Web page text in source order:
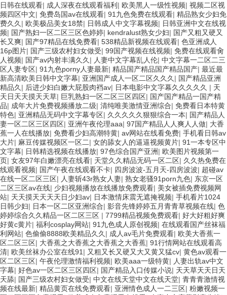
日韩在线观看| 成人深夜在线观看福利 | 欧美黑人一级性视频| 视频二区视
频四区中文| 免费岛国av在线观看| 91九色免费在线观看| 精品熟女少妇免
费久久 | 欧美极品美女18禁| 日韩成人中文字幕视频| 日韩亚洲中文在线视
频| 国产熟妇一区二区三区色婷婷| kendralust熟女少妇| 国产又粗又硬又
长又爽| 国产97精品在线免费看| 538精品新视频在线观看| 色亚洲成人
16p图片| 国产三级农村妇女做受| 99国产视频在线视频| 免费在线观看肏
人视频| 国产av内射丰满久久 | 人妻中文字幕乱人伦| 中文字幕一二区二三
区人妻专区| 91九色porny人妻最新| 精品国产精品国产精品国产| 最近最
新高清欧美日韩中文字幕| 亚洲国产成人一区二区久久久 | 国产精品亚洲
精品久 | 后进少妇白嫩大屁股肉裆av| 日本电影中文字幕久久久久久 | 天
天日天天摸天天草| 巨乳熟妇一区二区三区四区| 国产国产精品一国产精
品| 成年大片免费视频播放二级| 清纯唯美激情亚洲综合| 免费看日本特黄
特色| 亚洲精品无码中文字幕专区| 久久久久久狠狠综合一本| 国产精品人
妻一区二区三区四区| 亚洲午夜伦理aaa| 97国产精品人人爽人人做| 大香
蕉一人在线播放| 免费看少妇高潮特黄| av网站在线看免费| 手机看日韩av
大片| 麻豆传媒视频区一区二| 女的舔女人的逼逼视频黄片| 91一本专区中
文字幕| 日韩精选视频在线播放| 97色综合国产亚洲| 欧美图片视频第一
页| 女友97年白嫩漂亮在线看| 天堂久久精品无码一区二区| 久久热免费在
线观看视频| 国产午夜在线观看不卡| 四房波波-五月天-四房波波| 超碰av
在线一区二区三区| 人妻斩43r熟女人妻| 熟女老骚91porn九色| 东京一区
二区三区av在线| 少妇视频播放在线播放免费观看| 美女被插免费视频网
站| 天天摸天天天天日少妇av| 日本激情床震无遮掩视频| 手机看片1024
日韩少妇| 日本一区二区亚洲综合| 影音先锋婷婷五月青青草视频在线| 色
婷婷综合久久精品一区二区三区 | 7799精品视频免费观看| 好大好粗好爽
好黄c黄片| 福利cosplay网站| 91九色成人原创视频| 在线观看国产丝袜福
利网站| 色偷偷8888欧美精品久久 | 成人av毛片免费观看| 欧美大香蕉一
区二区三区| 大香蕉之大香蕉之大香蕉之大香蕉| 91行情网站在线观看高
清| 欧美丝袜办公室在线91 | 又粗又长又硬又大又黄又猛cv| 黄色av观看一
区二区三区| 午夜伦理激情福利视频| 欧美aaa一级特黄| 人妻出轨av中文
字幕| 好色av一区二区三区四区| 国产精品入口传媒小说| 天天草天天日天
天舔| 国产三级农村妇女做受| 中文在线天堂中文在线天堂| 青青青激情视
频在线最新| 精品黄页在线免费观看| 亚洲情色成人一二三区| 粉嫩视频一